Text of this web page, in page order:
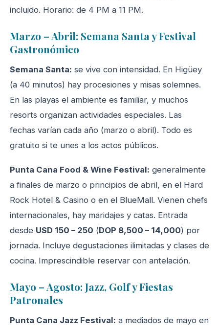
incluido. Horario: de 4 PM a 11 PM.
Marzo – Abril: Semana Santa y Festival
Gastronómico
Semana Santa: se vive con intensidad. En Higüey
(a 40 minutos) hay procesiones y misas solemnes.
En las playas el ambiente es familiar, y muchos
resorts organizan actividades especiales. Las
fechas varían cada año (marzo o abril). Todo es
gratuito si te unes a los actos públicos.
Punta Cana Food & Wine Festival: generalmente
a finales de marzo o principios de abril, en el Hard
Rock Hotel & Casino o en el BlueMall. Vienen chefs
internacionales, hay maridajes y catas. Entrada
desde USD 150 – 250 (DOP 8,500 – 14,000) por
jornada. Incluye degustaciones ilimitadas y clases de
cocina. Imprescindible reservar con antelación.
Mayo – Agosto: Jazz, Golf y Fiestas
Patronales
Punta Cana Jazz Festival: a mediados de mayo en